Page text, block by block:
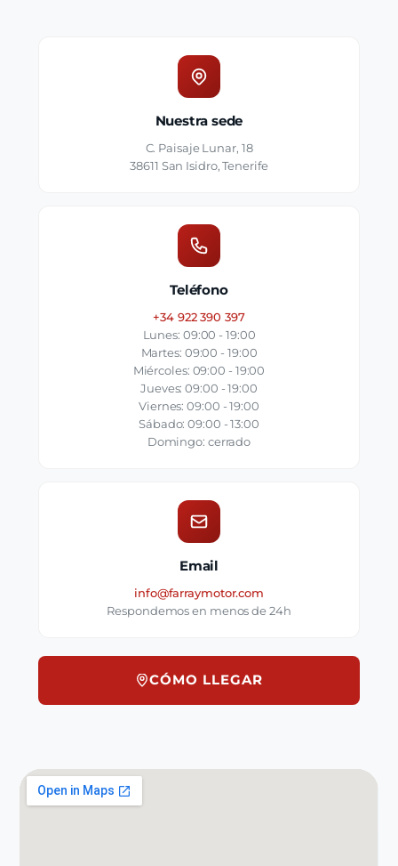
Nuestra sede
C. Paisaje Lunar, 18
38611 San Isidro, Tenerife
Teléfono
+34 922 390 397
Lunes: 09:00 - 19:00
Martes: 09:00 - 19:00
Miércoles: 09:00 - 19:00
Jueves: 09:00 - 19:00
Viernes: 09:00 - 19:00
Sábado: 09:00 - 13:00
Domingo: cerrado
Email
info@farraymotor.com
Respondemos en menos de 24h
CÓMO LLEGAR